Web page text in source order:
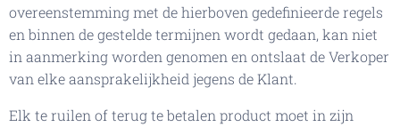
overeenstemming met de hierboven gedefinieerde regels
en binnen de gestelde termijnen wordt gedaan, kan niet
in aanmerking worden genomen en ontslaat de Verkoper
van elke aansprakelijkheid jegens de Klant.
Elk te ruilen of terug te betalen product moet in zijn